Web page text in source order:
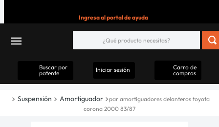
Ingresa al portal de ayuda
Buscar por
patente
Iniciar sesión
Carro de
compras
Suspensión Amortiguador
par amortiguadores delanteros toyota
corona 2000 83/87